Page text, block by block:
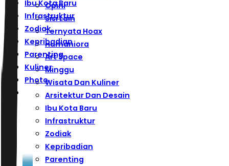
Ibu Kota Baru
Infrastruktur
Zodiak
Kepribadian
Parenting
Kuliner
Photo
Opini
Sisi Lain
Ternyata Hoax
Humaniora
Art Space
Minggu
Wisata Dan Kuliner
Arsitektur Dan Desain
Ibu Kota Baru
Infrastruktur
Zodiak
Kepribadian
Parenting